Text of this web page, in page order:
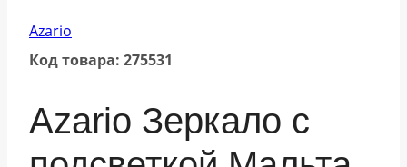
Azario
Код товара: 275531
Azario Зеркало с